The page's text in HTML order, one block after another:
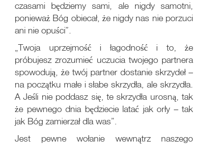
czasami będziemy sami, ale nigdy samotni,
ponieważ Bóg obiecał, że nigdy nas nie porzuci
ani nie opuści”.
„Twoja uprzejmość i łagodność i to, że
próbujesz zrozumieć uczucia twojego partnera
spowodują, że twój partner dostanie skrzydeł –
na początku małe i słabe skrzydła, ale skrzydła.
A Jeśli nie poddasz się, te skrzydła urosną, tak
że pewnego dnia będziecie latać jak orły – tak
jak Bóg zamierzał dla was”.
Jest pewne wołanie wewnątrz naszego